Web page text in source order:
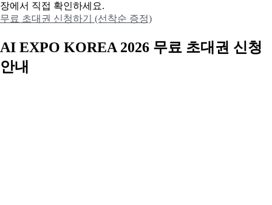
장에서 직접 확인하세요.
무료 초대권 신청하기 (선착순 증정)
AI EXPO KOREA 2026 무료 초대권 신청
안내